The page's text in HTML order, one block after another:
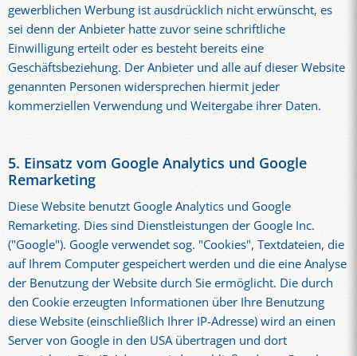
gewerblichen Werbung ist ausdrücklich nicht erwünscht, es
sei denn der Anbieter hatte zuvor seine schriftliche
Einwilligung erteilt oder es besteht bereits eine
Geschäftsbeziehung. Der Anbieter und alle auf dieser Website
genannten Personen widersprechen hiermit jeder
kommerziellen Verwendung und Weitergabe ihrer Daten.
5. Einsatz vom Google Analytics und Google
Remarketing
Diese Website benutzt Google Analytics und Google
Remarketing. Dies sind Dienstleistungen der Google Inc.
("Google"). Google verwendet sog. "Cookies", Textdateien, die
auf Ihrem Computer gespeichert werden und die eine Analyse
der Benutzung der Website durch Sie ermöglicht. Die durch
den Cookie erzeugten Informationen über Ihre Benutzung
diese Website (einschließlich Ihrer IP-Adresse) wird an einen
Server von Google in den USA übertragen und dort